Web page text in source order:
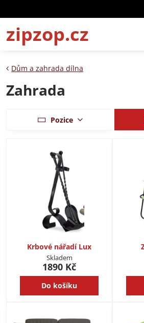
zipzop.cz
Dům a zahrada dílna
Zahrada
Pozice
Krbové nářadí Lux
Skladem
1890 Kč
Do košíku